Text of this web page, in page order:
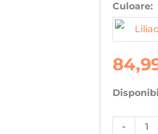
Culoare:
-
Husa
pentru
Z
6,
Gold